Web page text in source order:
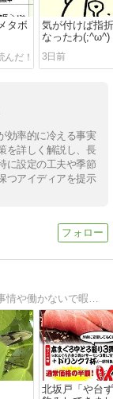
タボ
気が付けば指
なったわ(;^ω^)
3日前
効率的に冷える事実
を詳しく解説し、長
に設定の工夫や季節
つアイディアを提示
2021年に55歳で早期退職しましたが、お金事情や働かないで暇な時間をどう過ごすのか？などを書こうと思っております。早期退職者の生活って「くうねるあそぶ」なので、タイトルを「働かざる者喰ってばっかり」としました。
北坂戸「や台